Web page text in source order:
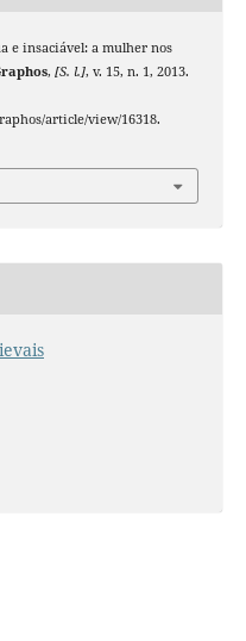
e insaciável: a mulher nos
, [S. l.], v. 15, n. 1, 2013.
article/view/16318.